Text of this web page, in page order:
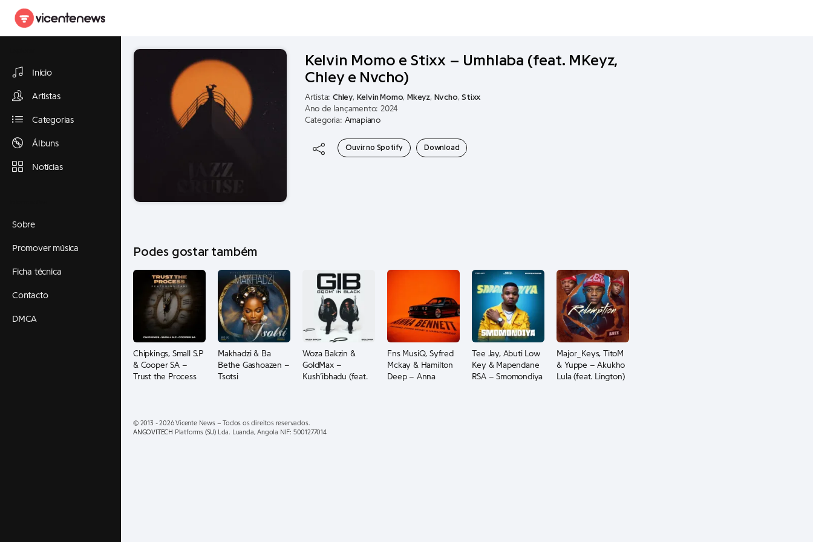
Início
Artistas
Categorias
Álbuns
Notícias
Sobre
Promover música
Ficha técnica
Contacto
DMCA
Kelvin Momo e Stixx – Umhlaba (feat. MKeyz,
Chley e Nvcho)
Artista:Chley, Kelvin Momo, Mkeyz, Nvcho,Stixx
Ano de lançamento: 2024
Categoria: Amapiano
Ouvir no Spotify Download
Podes gostar também
Chipkings, Small S.P
& Cooper SA –
Trust the Process
Makhadzi & Ba
Bethe Gashoazen –
Tsotsi
Woza Bakzin &
GoldMax –
Kush’ibhadu (feat.
Fns MusiQ, Syfred
Mckay & Hamilton
Deep – Anna
Tee Jay, Abuti Low
Key & Mapendane
RSA – Smomondiya
Major_Keys, TitoM
& Yuppe – Akukho
Lula (feat. Lington)
© 2013 - 2026 Vicente News – Todos os direitos reservados.
ANGOVITECH
Platforms (SU) Lda. Luanda, Angola NIF: 5001277014